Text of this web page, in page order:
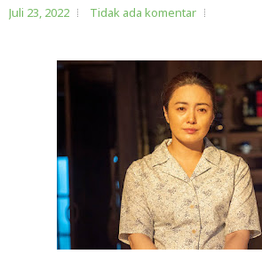
Juli 23, 2022 Tidak ada komentar